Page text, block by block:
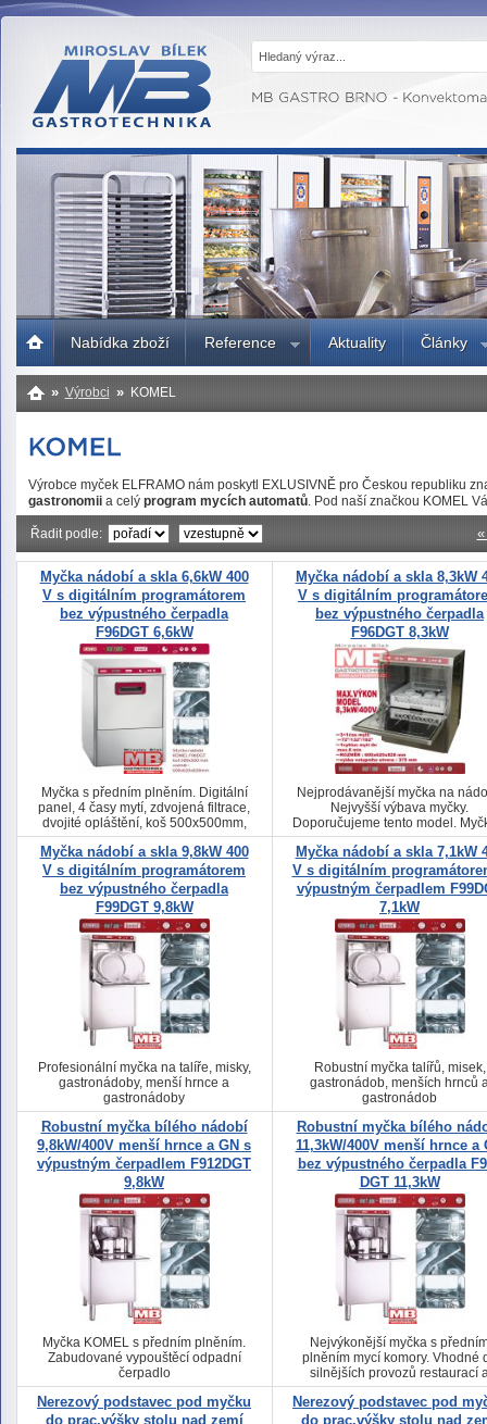
MB GASTRO
BRNO -
Gastrotechnika,
profesionální
kuchyně
strana
Nabídka zboží Reference Aktuality Články
» Výrobci » KOMEL
Výrobce myček ELFRAMO nám poskytl EXLUSIVNĚ pro Českou republiku
gastronomiia celý program mycích automatů. Pod naší značkou KOMEL
Řadit podle:
Myčka nádobí a skla 6,6kW 400
V s digitálním programátorem
bez výpustného čerpadla
F96DGT 6,6kW
Myčka s předním plněním. Digitální
panel, 4 časy mytí, zdvojená filtrace,
dvojité opláštění, koš 500x500mm,
vstupní otvor 375mm
Myčka nádobí a skla 8,3kW
V s digitálním
bez výpustného čerpadla
F96DGT 8,3kW
Nejprodávanější myčka na
Nejvyšší výbava myčky.
Doporučujeme tento model.
předním plněním. Digitální
časy mytí, zdvojená filtrace,
opláštění, koš 500x500mm,
otvor 375mm
Myčka nádobí a skla 9,8kW 400
V s digitálním programátorem
bez výpustného čerpadla
F99DGT 9,8kW
Profesionální myčka na talíře, misky,
gastronádoby, menší hrnce a
gastronádoby
Myčka nádobí a skla 7,1kW
V s digitálním
výpustným čerpadlem
7,1kW
Robustní myčka talířů, misek,
gastronádob, menších hrnců
gastronádob
Robustní myčka bílého nádobí
9,8kW/400V menší hrnce a GN s
výpustným čerpadlem F912DGT
9,8kW
Myčka KOMEL s předním plněním.
Zabudované vypouštěcí odpadní
čerpadlo
Robustní myčka bílého
11,3kW/400V menší hrnce a
bez výpustného čerpadla
DGT 11,3kW
Nejvýkonější myčka s
plněním mycí komory. Vhodné
silnějších provozů restaurací
jídelen.
Nerezový podstavec pod myčku
do prac.výšky stolu nad zemí
Nerezový podstavec pod
do prac.výšky stolu nad